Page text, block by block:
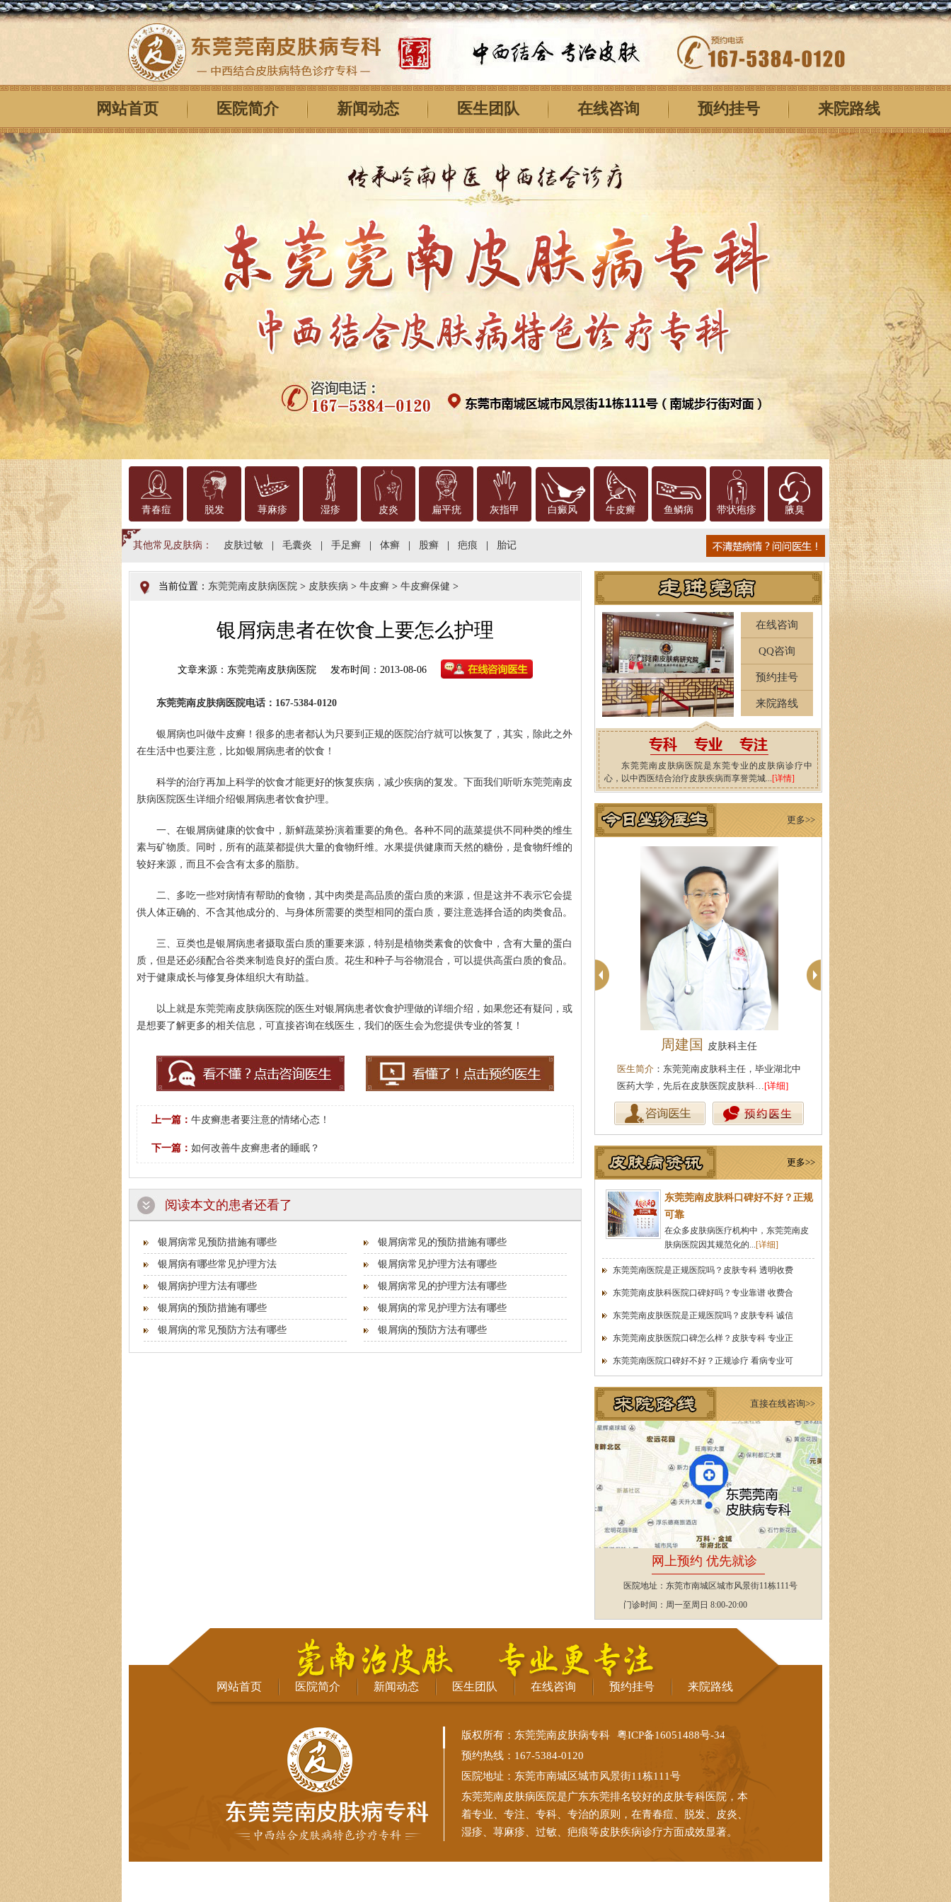
网站首页 医院简介 新闻动态 医生团队 在线咨询 预约挂号 来院路线
青春痘 脱发 荨麻疹 湿疹 皮炎 扁平疣 灰指甲 白癜风 牛皮癣 鱼鳞病 带状疱疹 腋臭
其他常见皮肤病： 皮肤过敏 毛囊炎 手足癣 体癣 股癣 疤痕 胎记
当前位置： 东莞莞南皮肤病医院 > 皮肤疾病 > 牛皮癣 > 牛皮癣保健 >
银屑病患者在饮食上要怎么护理
文章来源：东莞莞南皮肤病医院 发布时间：2013-08-06
东莞莞南皮肤病医院电话：167-5384-0120
银屑病也叫做牛皮癣！很多的患者都认为只要到正规的医院治疗就可以恢复了，其实，除此之外
在生活中也要注意，比如银屑病患者的饮食！
科学的治疗再加上科学的饮食才能更好的恢复疾病，减少疾病的复发。下面我们听听东莞莞南皮
肤病医院医生详细介绍银屑病患者饮食护理。
一、在银屑病健康的饮食中，新鲜蔬菜扮演着重要的角色。各种不同的蔬菜提供不同种类的维生
素与矿物质。同时，所有的蔬菜都提供大量的食物纤维。水果提供健康而天然的糖份，是食物纤维的
较好来源，而且不会含有太多的脂肪。
二、多吃一些对病情有帮助的食物，其中肉类是高品质的蛋白质的来源，但是这并不表示它会提
供人体正确的、不含其他成分的、与身体所需要的类型相同的蛋白质，要注意选择合适的肉类食品。
三、豆类也是银屑病患者摄取蛋白质的重要来源，特别是植物类素食的饮食中，含有大量的蛋白
质，但是还必须配合谷类来制造良好的蛋白质。花生和种子与谷物混合，可以提供高蛋白质的食品。
对于健康成长与修复身体组织大有助益。
以上就是东莞莞南皮肤病医院的医生对银屑病患者饮食护理做的详细介绍，如果您还有疑问，或
是想要了解更多的相关信息，可直接咨询在线医生，我们的医生会为您提供专业的答复！
上一篇： 牛皮癣患者要注意的情绪心态！
下一篇： 如何改善牛皮癣患者的睡眠？
阅读本文的患者还看了
银屑病常见预防措施有哪些 银屑病常见的预防措施有哪些
银屑病有哪些常见护理方法 银屑病常见护理方法有哪些
银屑病护理方法有哪些 银屑病常见的护理方法有哪些
银屑病的预防措施有哪些 银屑病的常见护理方法有哪些
银屑病的常见预防方法有哪些 银屑病的预防方法有哪些
在线咨询
QQ咨询
预约挂号
来院路线
东莞莞南皮肤病医院是东莞专业的皮肤病诊疗中
心，以中西医结合治疗皮肤疾病而享誉莞城...[详情]
更多>>
殷芳 皮肤科主任
医生简介 ：从事皮肤病临床工作近十年，始终
坚持中医理论与实践相结合治疗皮…[详细]
更多>>
东莞莞南皮肤科口碑好不好？正规
可靠
在众多皮肤病医疗机构中，东莞莞南皮
肤病医院因其规范化的...[详细]
东莞莞南医院是正规医院吗？皮肤专科 透明收费
东莞莞南皮肤科医院口碑好吗？专业靠谱 收费合
东莞莞南皮肤医院是正规医院吗？皮肤专科 诚信
东莞莞南皮肤医院口碑怎么样？皮肤专科 专业正
东莞莞南医院口碑好不好？正规诊疗 看病专业可
直接在线咨询>>
网上预约 优先就诊
医院地址：东莞市南城区城市风景街11栋111号
门诊时间：周一至周日 8:00-20:00
网站首页 医院简介 新闻动态 医生团队 在线咨询 预约挂号 来院路线
版权所有：东莞莞南皮肤病专科
粤ICP备16051488号-34
预约热线：167-5384-0120
医院地址：东莞市南城区城市风景街11栋111号
东莞莞南皮肤病医院是广东东莞排名较好的皮肤专科医院，本
着专业、专注、专科、专治的原则，在青春痘、脱发、皮炎、
湿疹、荨麻疹、过敏、疤痕等皮肤疾病诊疗方面成效显著。